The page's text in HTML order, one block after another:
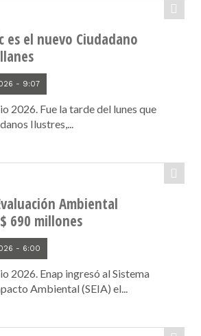
es el nuevo Ciudadano
- 9:07
2026. Fue la tarde del lunes que
Ilustres,...
Ambiental
690 millones
- 6:00
2026. Enap ingresó al Sistema
Ambiental (SEIA) el...